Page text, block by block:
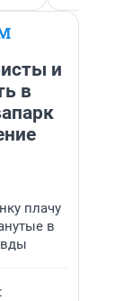
и
в
плачу
в